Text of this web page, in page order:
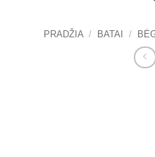
PRADŽIA / BATAI /